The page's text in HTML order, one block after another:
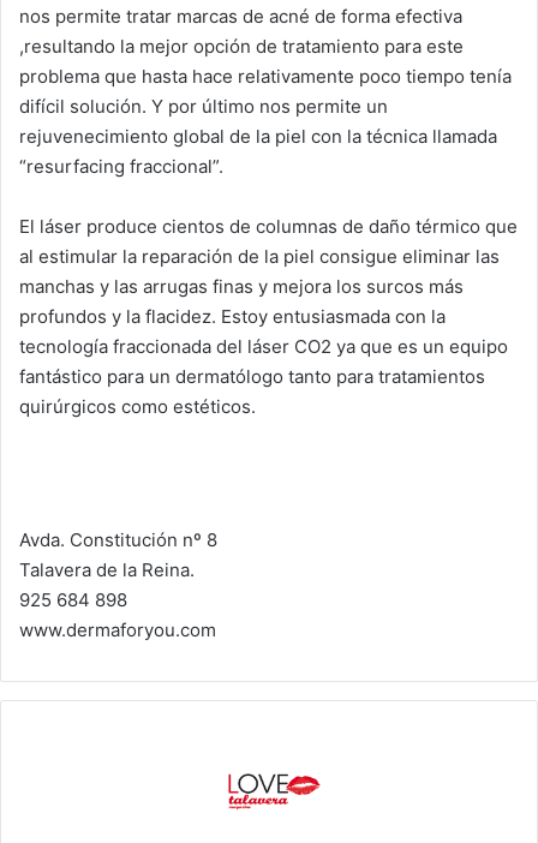
nos permite tratar marcas de acné de forma efectiva
,resultando la mejor opción de tratamiento para este
problema que hasta hace relativamente poco tiempo tenía
difícil solución. Y por último nos permite un
rejuvenecimiento global de la piel con la técnica llamada
“resurfacing fraccional”.
El láser produce cientos de columnas de daño térmico que
al estimular la reparación de la piel consigue eliminar las
manchas y las arrugas finas y mejora los surcos más
profundos y la flacidez. Estoy entusiasmada con la
tecnología fraccionada del láser CO2 ya que es un equipo
fantástico para un dermatólogo tanto para tratamientos
quirúrgicos como estéticos.
Avda. Constitución nº 8
Talavera de la Reina.
925 684 898
www.dermaforyou.com